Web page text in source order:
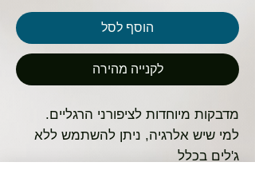
הוסף לסל
לקנייה מהירה
מדבקות מיוחדות לציפורני הרגליים.
למי שיש אלרגיה, ניתן להשתמש ללא
ג'לים בכלל